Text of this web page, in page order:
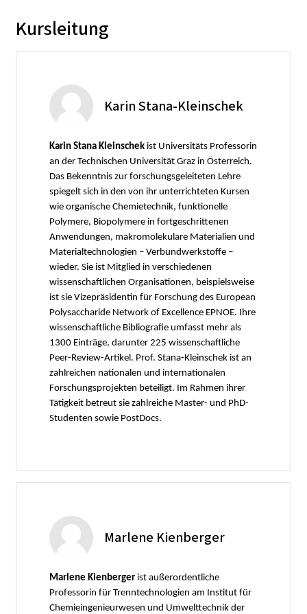
Kursleitung
Karin Stana-Kleinschek
Karin Stana Kleinschek ist Universitäts Professorin
an der Technischen Universität Graz in Österreich.
Das Bekenntnis zur forschungsgeleiteten Lehre
spiegelt sich in den von ihr unterrichteten Kursen
wie organische Chemietechnik, funktionelle
Polymere, Biopolymere in fortgeschrittenen
Anwendungen, makromolekulare Materialien und
Materialtechnologien – Verbundwerkstoffe –
wieder. Sie ist Mitglied in verschiedenen
wissenschaftlichen Organisationen, beispielsweise
ist sie Vizepräsidentin für Forschung des European
Polysaccharide Network of Excellence EPNOE. Ihre
wissenschaftliche Bibliografie umfasst mehr als
1300 Einträge, darunter 225 wissenschaftliche
Peer-Review-Artikel. Prof. Stana-Kleinschek ist an
zahlreichen nationalen und internationalen
Forschungsprojekten beteiligt. Im Rahmen ihrer
Tätigkeit betreut sie zahlreiche Master- und PhD-
Studenten sowie PostDocs.
Marlene Kienberger
Marlene Kienberger ist außerordentliche
Professorin für Trenntechnologien am Institut für
Chemieingenieurwesen und Umwelttechnik der